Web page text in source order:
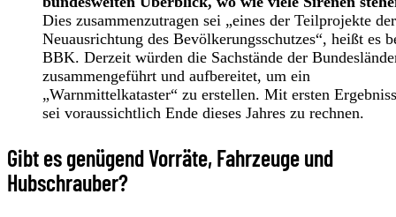
Dies zusammenzutragen sei „eines der Teilprojekte der
Neuausrichtung des Bevölkerungsschutzes“, heißt es
BBK. Derzeit würden die Sachstände der
zusammengeführt und aufbereitet, um ein
„Warnmittelkataster“ zu erstellen. Mit ersten
sei voraussichtlich Ende dieses Jahres zu rechnen.
Gibt es genügend Vorräte, Fahrzeuge und
Hubschrauber?